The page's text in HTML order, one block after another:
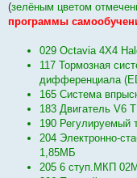
(зелёным цветом
программы
029 Octavia 4X4
117 Тормозная
дифференциала
165 Система
183 Двигатель V6
190 Регулируемый
204 Электронно-
1,85МБ
205 6 ступ.МКП